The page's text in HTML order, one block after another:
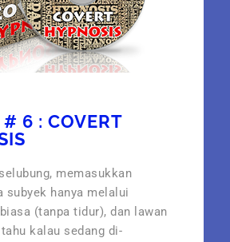
6 : COVERT
memasukkan
subyek hanya melalui
(tanpa tidur), dan lawan
kalau sedang di-